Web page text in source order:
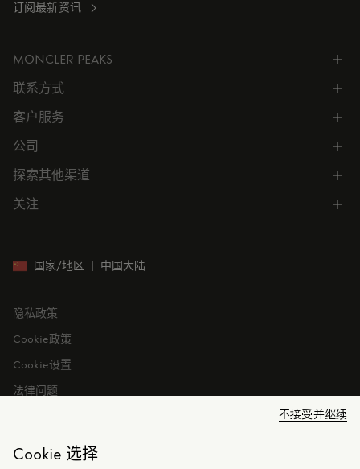
Cookie 选择
不接受并继续
订阅最新资讯
MONCLER PEAKS
了解专属权益
联系方式
电话联系 400-0362-166
联系在线客服
门店位置
预约
客户服务
所有服务
常见问题
售后服务
公司
公司信息
公司管理
投资者关系
探索其他渠道
微信小程序
关注
国家/地区 | 中国大陆
隐私政策
Cookie政策
Cookie设置
法律问题